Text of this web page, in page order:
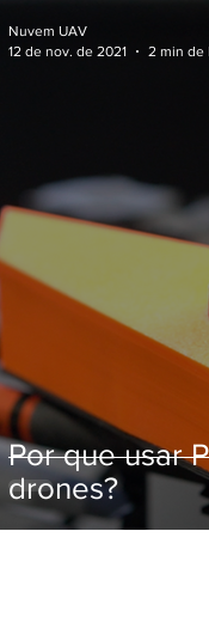
Por que usar
drones?
Nuvem UAV
12 de nov. de 2021
2 min de